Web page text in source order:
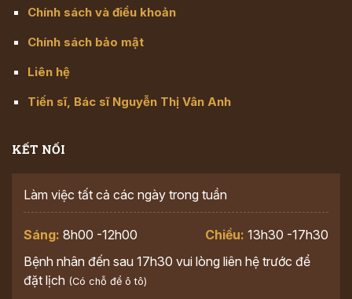
Chính sách và điều khoản
Chính sách bảo mật
Liên hệ
Tiến sĩ, Bác sĩ Nguyễn Thị Vân Anh
KẾT NỐI
Làm việc tất cả các ngày trong tuần
Sáng: 8h00 -12h00 Chiều: 13h30 -17h30
Bệnh nhân đến sau 17h30 vui lòng liên hệ trước để
đặt lịch (Có chỗ để ô tô)